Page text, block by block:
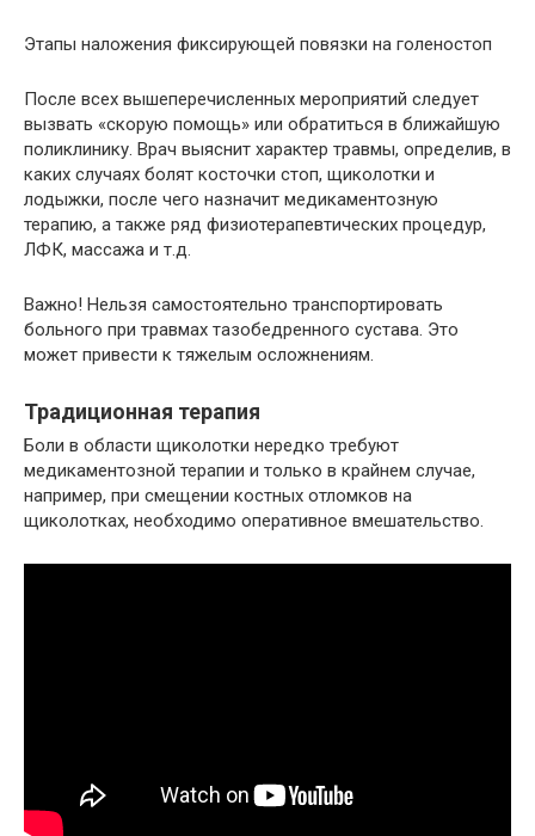
Этапы наложения фиксирующей повязки на голеностоп
После всех вышеперечисленных мероприятий следует
вызвать «скорую помощь» или обратиться в ближайшую
поликлинику. Врач выяснит характер травмы, определив, в
каких случаях болят косточки стоп, щиколотки и
лодыжки, после чего назначит медикаментозную
терапию, а также ряд физиотерапевтических процедур,
ЛФК, массажа и т.д.
Важно! Нельзя самостоятельно транспортировать
больного при травмах тазобедренного сустава. Это
может привести к тяжелым осложнениям.
Традиционная терапия
Боли в области щиколотки нередко требуют
медикаментозной терапии и только в крайнем случае,
например, при смещении костных отломков на
щиколотках, необходимо оперативное вмешательство.